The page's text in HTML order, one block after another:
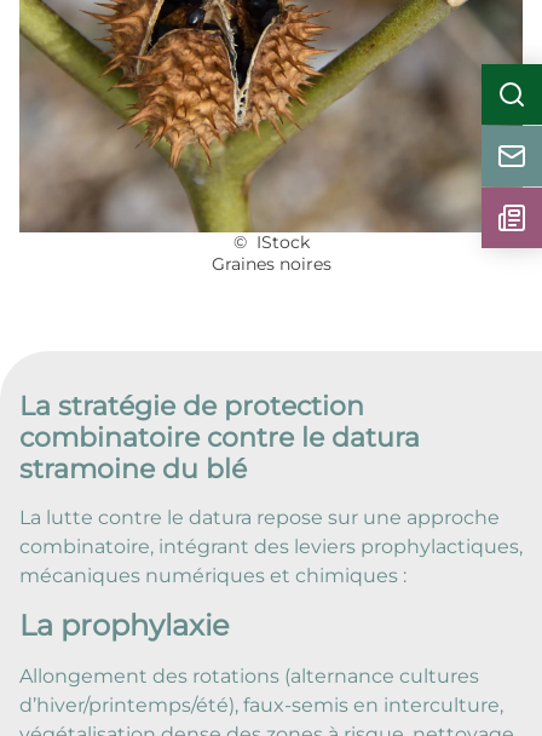
© IStock
Graines noires
La stratégie de protection
combinatoire contre le datura
stramoine du blé
La lutte contre le datura repose sur une approche
combinatoire, intégrant des leviers prophylactiques,
mécaniques numériques et chimiques :
La prophylaxie
Allongement des rotations (alternance cultures
d’hiver/printemps/été), faux-semis en interculture,